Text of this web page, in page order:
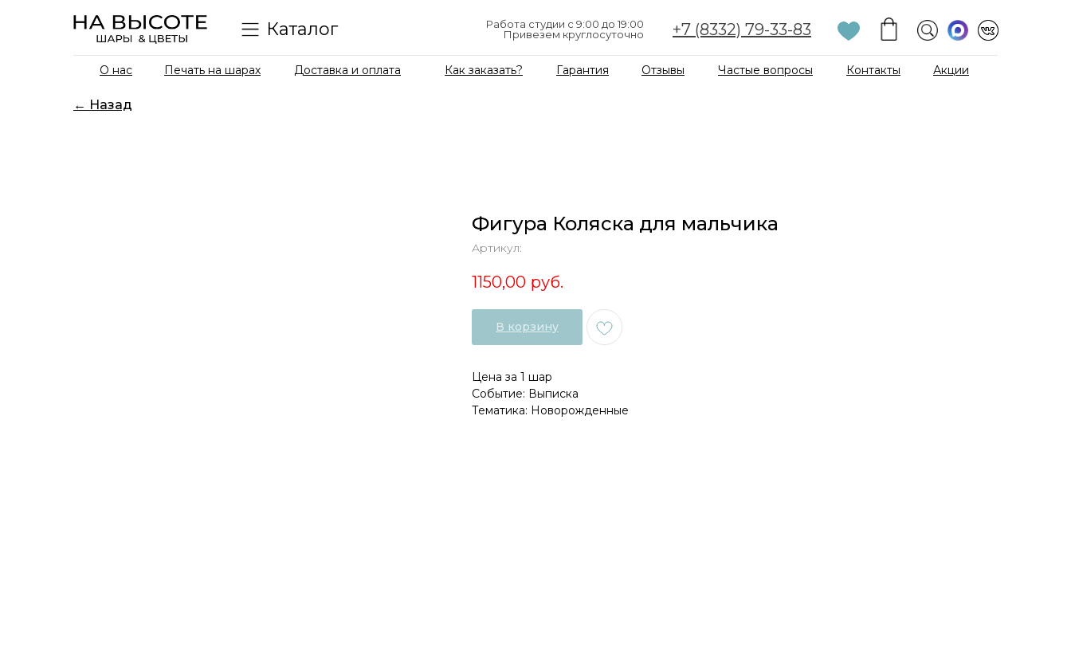
+7 (8332) 79-33-83
Работа студии с 9:00 до 19:00
Привезем круглосуточно
Каталог
Доставка и оплата Как заказать? Гарантия Отзывы Частые вопросы
Печать на шарах Контакты
О нас Акции
← Назад
Фигура Коляска для мальчика
Артикул:
1150,00 руб.
В корзину
Цена за 1 шар
Событие: Выписка
Тематика: Новорожденные